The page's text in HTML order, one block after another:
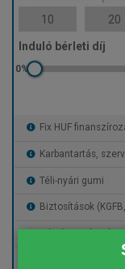
10
20
Induló bérleti díj
Fix HUF
Karbantartás,
Téli-nyári gumi
Biztosítások
Gépjármű- és